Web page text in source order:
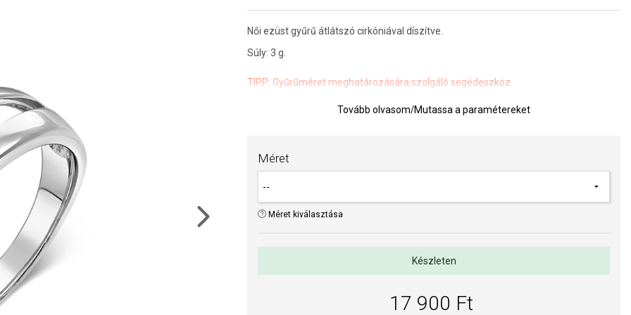
Női ezüst gyűrű átlátszó cirkóniával díszítve.
Súly: 3 g.
TIPP: Gyűrűméret meghatározására szolgáló segédeszköz
Az anyagok és a kivitelezés minősége elsőrendű számunkra. Felületkezelésünk,
Tovább olvasom/Mutassa a paramétereket
Méret
Méret kiválasztása
Készleten
17 900 Ft